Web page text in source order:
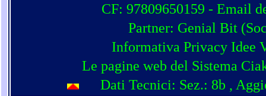
CF: 97809650159 - Email
Partner: Genial Bit (
Informativa Privacy Idee
Le pagine web del Sistema
Dati Tecnici: Sez.: 8b ,